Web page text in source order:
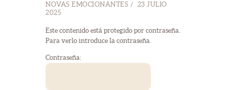
NOVAS EMOCIONANTES
23 JULIO
2025
Este contenido está protegido por contraseña.
Para verlo introduce la contraseña.
Contraseña: